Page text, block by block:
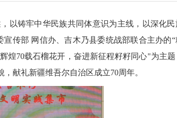
铸牢中华民族共同体意识为主线，以深化民
传部 网信办、吉木乃县委统战部联合主办的“
煌70载石榴花开，奋进新征程籽籽同心"为主题
献礼新疆维吾尔自治区成立70周年。